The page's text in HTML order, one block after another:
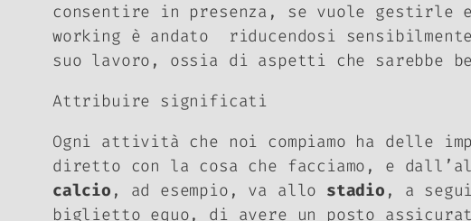
consentire in presenza, se vuole
working è andato riducendosi
suo lavoro, ossia di aspetti che sarebbe
Attribuire significati
Ogni attività che noi compiamo ha delle
diretto con la cosa che facciamo, e
calcio , ad esempio, va allo stadio , a
biglietto equo, di avere un posto